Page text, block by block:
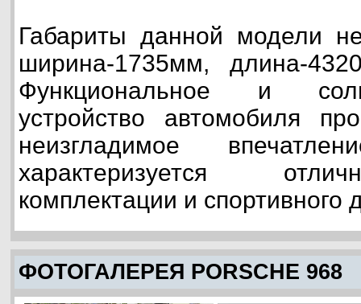
Габариты данной модели
ширина-1735мм, длина-
Функциональное и
устройство автомобиля
неизгладимое
характеризуется
комплектации и спортивного
ФОТОГАЛЕРЕЯ PORSCHE 968